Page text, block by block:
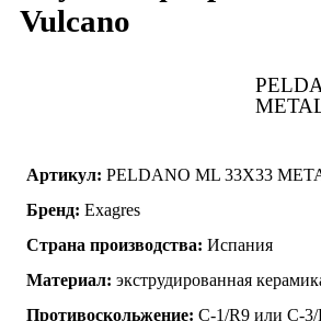
Vulcano
Артикул: PELDANO ML 33X33
Бренд: Exagres
Страна производства: Испания
Материал: экструдированная
Противоскольжение: C-1/R9 или C-3/